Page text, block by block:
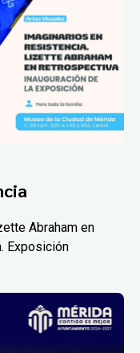
Abraham en
Exposición